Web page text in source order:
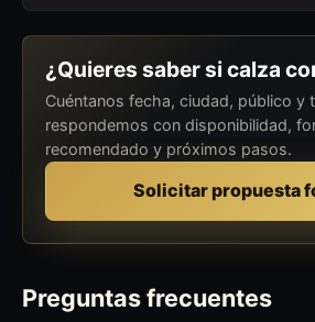
¿Quieres saber si calza
Cuéntanos fecha, ciudad, público y
respondemos con disponibilidad,
recomendado y próximos pasos.
Solicitar propuesta
Preguntas frecuentes